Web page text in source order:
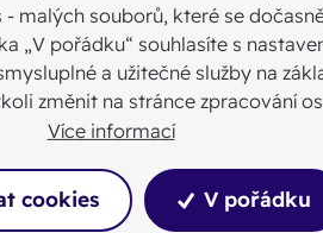
Vánoční program pro školy
Misijní
malých souborů, které se
„V pořádku“ souhlasíte s
a užitečné služby na
změnit na stránce zpracování
Více informací
cookies V pořádku